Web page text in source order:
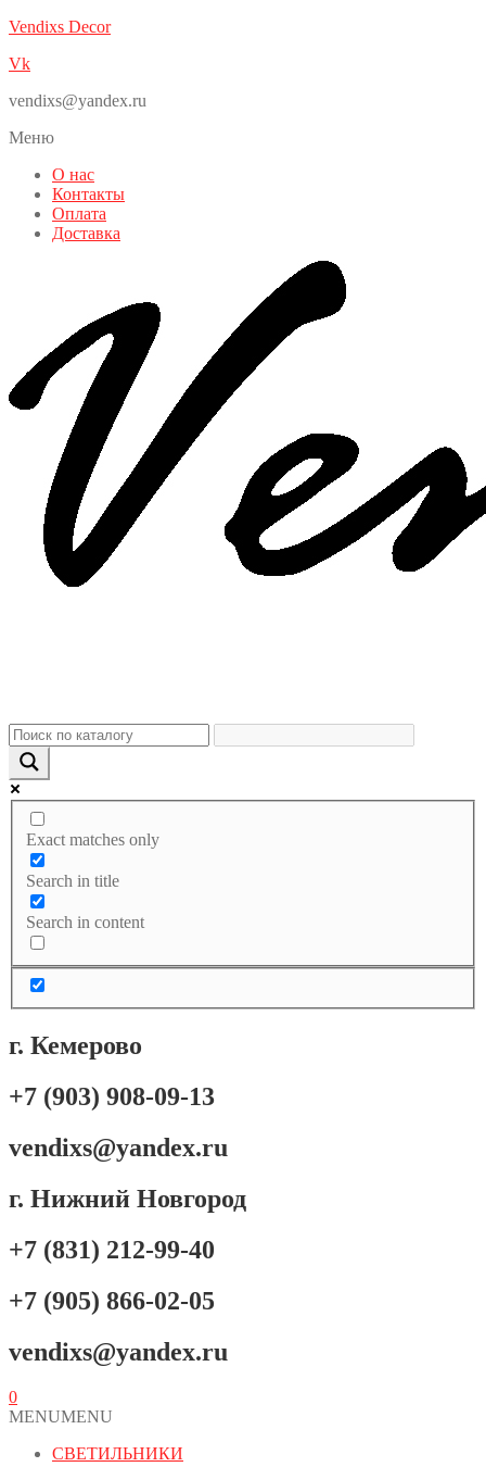
Vendixs Decor
Vk
vendixs@yandex.ru
Меню
О нас
Контакты
Оплата
Доставка
Exact matches only
Search in title
Search in content
г. Кемерово
+7 (903) 908-09-13
vendixs@yandex.ru
г. Нижний Новгород
+7 (831) 212-99-40
+7 (905) 866-02-05
vendixs@yandex.ru
0
MENUMENU
СВЕТИЛЬНИКИ